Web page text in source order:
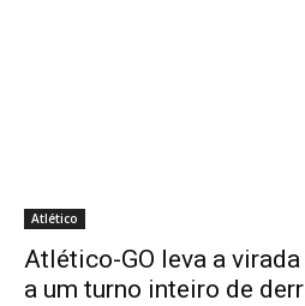
Atlético
Atlético-GO leva a
a um turno inteiro de